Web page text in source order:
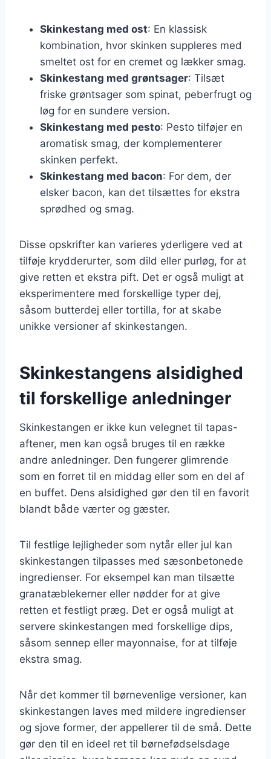
Skinkestang med ost: En klassisk
kombination, hvor skinken suppleres med
smeltet ost for en cremet og lækker smag.
Skinkestang med grøntsager: Tilsæt
friske grøntsager som spinat, peberfrugt og
løg for en sundere version.
Skinkestang med pesto: Pesto tilføjer en
aromatisk smag, der komplementerer
skinken perfekt.
Skinkestang med bacon: For dem, der
elsker bacon, kan det tilsættes for ekstra
sprødhed og smag.
Disse opskrifter kan varieres yderligere ved at
tilføje krydderurter, som dild eller purløg, for at
give retten et ekstra pift. Det er også muligt at
eksperimentere med forskellige typer dej,
såsom butterdej eller tortilla, for at skabe
unikke versioner af skinkestangen.
Skinkestangens alsidighed
til forskellige anledninger
Skinkestangen er ikke kun velegnet til tapas-
aftener, men kan også bruges til en række
andre anledninger. Den fungerer glimrende
som en forret til en middag eller som en del af
en buffet. Dens alsidighed gør den til en favorit
blandt både værter og gæster.
Til festlige lejligheder som nytår eller jul kan
skinkestangen tilpasses med sæsonbetonede
ingredienser. For eksempel kan man tilsætte
granatæblekerner eller nødder for at give
retten et festligt præg. Det er også muligt at
servere skinkestangen med forskellige dips,
såsom sennep eller mayonnaise, for at tilføje
ekstra smag.
Når det kommer til børnevenlige versioner, kan
skinkestangen laves med mildere ingredienser
og sjove former, der appellerer til de små. Dette
gør den til en ideel ret til børnefødselsdage